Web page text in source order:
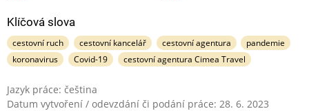
Klíčová slova
cestovní ruch cestovní kancelář cestovní agentura
pandemie
koronavirus
Covid-19 cestovní agentura Cimea Travel
Jazyk práce: čeština
Datum vytvoření / odevzdání či podání práce: 28. 6. 2023